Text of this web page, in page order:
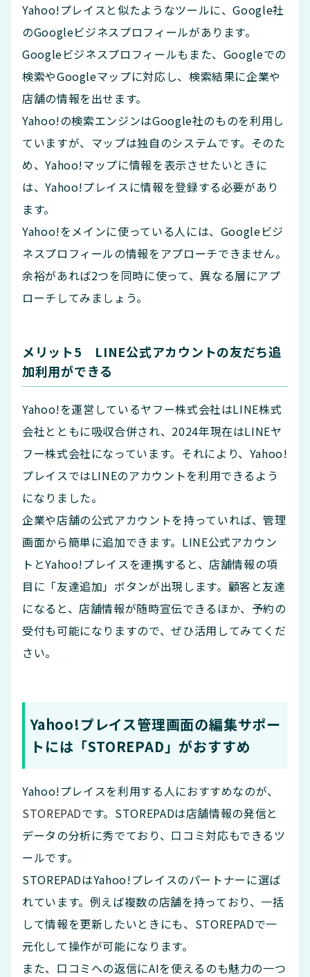
Yahoo!プレイスと似たようなツールに、Google社
のGoogleビジネスプロフィールがあります。
Googleビジネスプロフィールもまた、Googleでの
検索やGoogleマップに対応し、検索結果に企業や
店舗の情報を出せます。
Yahoo!の検索エンジンはGoogle社のものを利用し
ていますが、マップは独自のシステムです。そのた
め、Yahoo!マップに情報を表示させたいときに
は、Yahoo!プレイスに情報を登録する必要があり
ます。
Yahoo!をメインに使っている人には、Googleビジ
ネスプロフィールの情報をアプローチできません。
余裕があれば2つを同時に使って、異なる層にアプ
ローチしてみましょう。
メリット5 LINE公式アカウントの友だち追
加利用ができる
Yahoo!を運営しているヤフー株式会社はLINE株式
会社とともに吸収合併され、2024年現在はLINEヤ
フー株式会社になっています。それにより、Yahoo!
プレイスではLINEのアカウントを利用できるよう
になりました。
企業や店舗の公式アカウントを持っていれば、管理
画面から簡単に追加できます。LINE公式アカウン
トとYahoo!プレイスを連携すると、店舗情報の項
目に「友達追加」ボタンが出現します。顧客と友達
になると、店舗情報が随時宣伝できるほか、予約の
受付も可能になりますので、ぜひ活用してみてくだ
さい。
Yahoo!プレイス管理画面の編集サポー
トには「STOREPAD」がおすすめ
Yahoo!プレイスを利用する人におすすめなのが、
STOREPADです。STOREPADは店舗情報の発信と
データの分析に秀でており、口コミ対応もできるツ
ールです。
STOREPADはYahoo!プレイスのパートナーに選ば
れています。例えば複数の店舗を持っており、一括
して情報を更新したいときにも、STOREPADで一
元化して操作が可能になります。
また、口コミへの返信にAIを使えるのも魅力の一つ